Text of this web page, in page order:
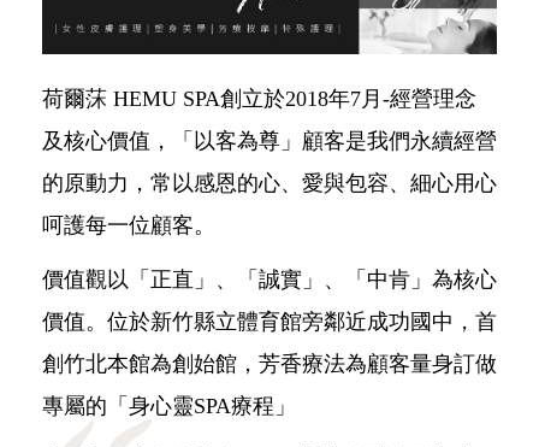
荷爾莯 HEMU SPA創立於2018年7月-經營理念
及核心價值，「以客為尊」顧客是我們永續經營
的原動力，常以感恩的心、愛與包容、細心用心
呵護每一位顧客。
價值觀以「正直」、「誠實」、「中肯」為核心
價值。位於新竹縣立體育館旁鄰近成功國中，首
創竹北本館為創始館，芳香療法為顧客量身訂做
專屬的「身心靈SPA療程」